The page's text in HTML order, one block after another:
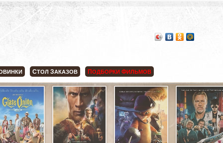
СТОЛ ЗАКАЗОВ ПОДБОРКИ ФИЛЬМОВ